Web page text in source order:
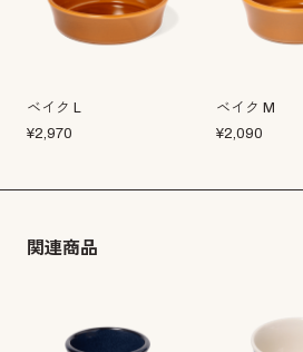
ベイク L
¥2,970
ベイク M
¥2,090
関連商品